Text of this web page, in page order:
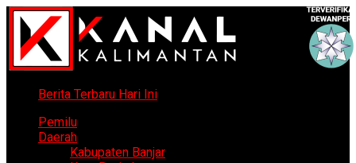
Berita Terbaru Hari Ini
Pemilu
Daerah
Kabupaten Banjar